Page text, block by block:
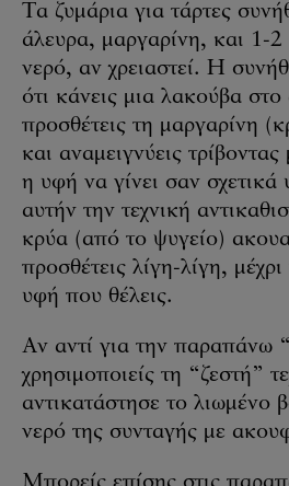
Τα ζυμάρια για τάρτες
άλευρα, μαργαρίνη, και 1-2
νερό, αν χρειαστεί. Η
ότι κάνεις μια λακούβα στο
προσθέτεις τη μαργαρίνη
και αναμειγνύεις τρίβοντας
η υφή να γίνει σαν
αυτήν την τεχνική
κρύα (από το ψυγείο)
προσθέτεις λίγη-λίγη,
υφή που θέλεις.
Αν αντί για την παραπάνω
χρησιμοποιείς τη “ζεστή”
αντικατάστησε το λιωμένο
νερό της συνταγής με